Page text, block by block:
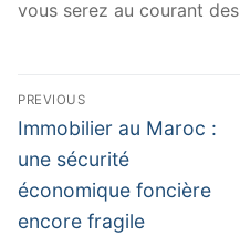
vous serez au courant
Navigation
de
l’article
PREVIOUS
Previous
post:
Immobilier au Maroc :
une sécurité
économique foncière
encore fragile